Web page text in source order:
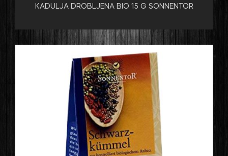
KADULJA DROBLJENA BIO 15 G SONNENTOR